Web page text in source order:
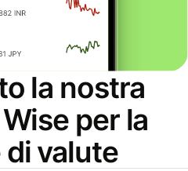
la nostra
per la
valute